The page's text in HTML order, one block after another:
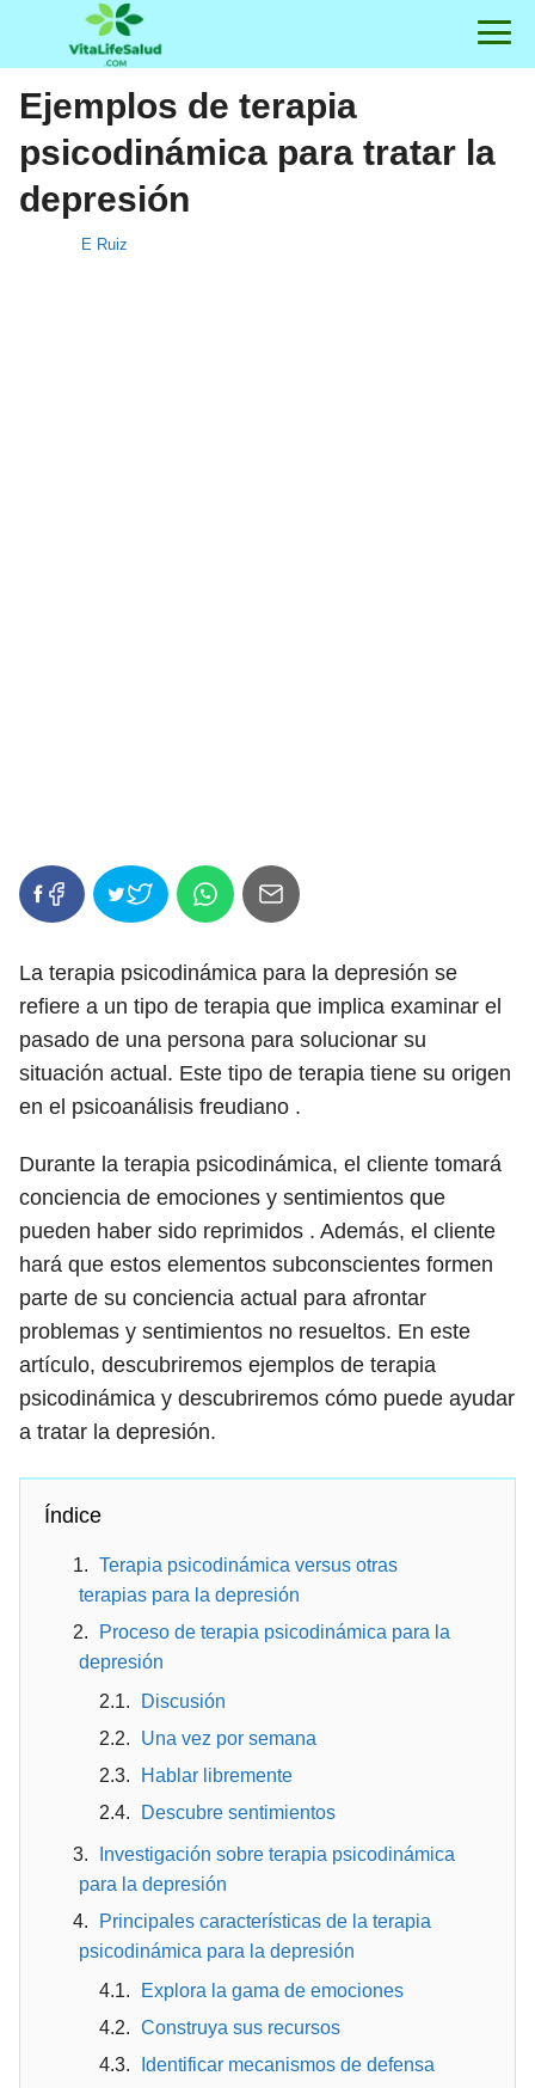
Ejemplos de terapia
psicodinámica para tratar la
depresión
E Ruiz
La terapia psicodinámica para la depresión se
refiere a un tipo de terapia que implica examinar el
pasado de una persona para solucionar su
situación actual. Este tipo de terapia tiene su origen
en el psicoanálisis freudiano .
Durante la terapia psicodinámica, el cliente tomará
conciencia de emociones y sentimientos que
pueden haber sido reprimidos . Además, el cliente
hará que estos elementos subconscientes formen
parte de su conciencia actual para afrontar
problemas y sentimientos no resueltos. En este
artículo, descubriremos ejemplos de terapia
psicodinámica y descubriremos cómo puede ayudar
a tratar la depresión.
Índice
Terapia psicodinámica versus otras
terapias para la depresión
Proceso de terapia psicodinámica para la
depresión
Discusión
Una vez por semana
Hablar libremente
Descubre sentimientos
Investigación sobre terapia psicodinámica
para la depresión
Principales características de la terapia
psicodinámica para la depresión
Explora la gama de emociones
Construya sus recursos
Identificar mecanismos de defensa